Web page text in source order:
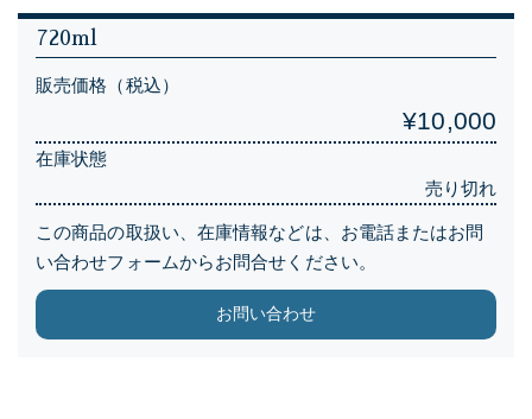
720ml
販売価格（税込）
¥10,000
在庫状態
売り切れ
この商品の取扱い、在庫情報などは、お電話またはお問
い合わせフォームからお問合せください。
お問い合わせ